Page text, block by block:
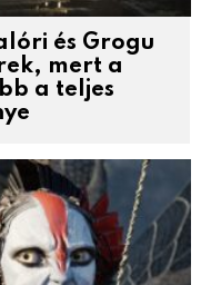
és Grogu
mert a
a teljes